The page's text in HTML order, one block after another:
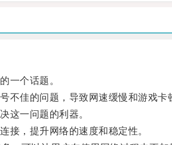
一个话题。
佳的问题，导致网速缓慢和游戏卡
一问题的利器。
，提升网络的速度和稳定性。